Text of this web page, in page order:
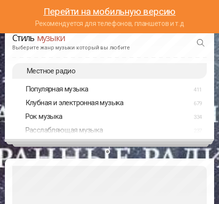
Перейти на мобильную версию
Рекомендуется для телефонов, планшетов и т.д
Стиль музыки
Выберите жанр музыки который вы любите
Местное радио
Популярная музыка 411
Клубная и электронная музыка 679
Рок музыка 334
Расслабляющая музыка